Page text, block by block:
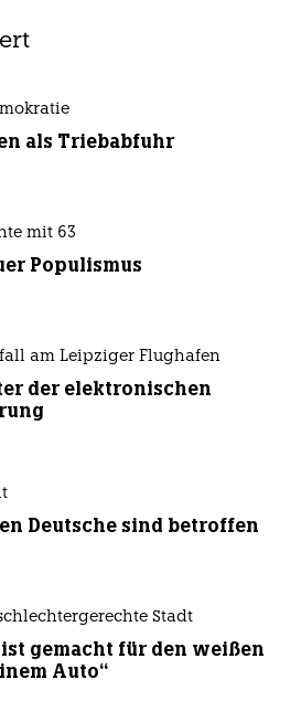
als Triebabfuhr
mit 63
Populismus
am Leipziger Flughafen
der elektronischen
Deutsche sind betroffen
Stadt
ist gemacht für den weißen
Auto“